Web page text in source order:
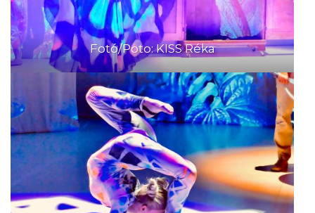
Fotó/Poto: KISS Réka